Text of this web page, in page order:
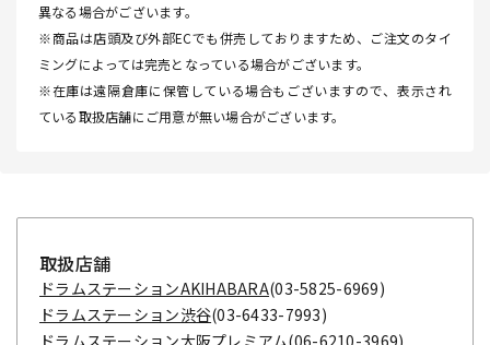
異なる場合がございます。
※商品は店頭及び外部ECでも併売しておりますため、ご注文のタイ
ミングによっては完売となっている場合がございます。
※在庫は遠隔倉庫に保管している場合もございますので、表示され
ている取扱店舗にご用意が無い場合がございます。
取扱店舗
ドラムステーションAKIHABARA(03-5825-6969)
ドラムステーション渋谷(03-6433-7993)
ドラムステーション大阪プレミアム(06-6210-3969)